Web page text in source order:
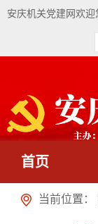
安庆机关党建网欢迎
首页
当前位置：